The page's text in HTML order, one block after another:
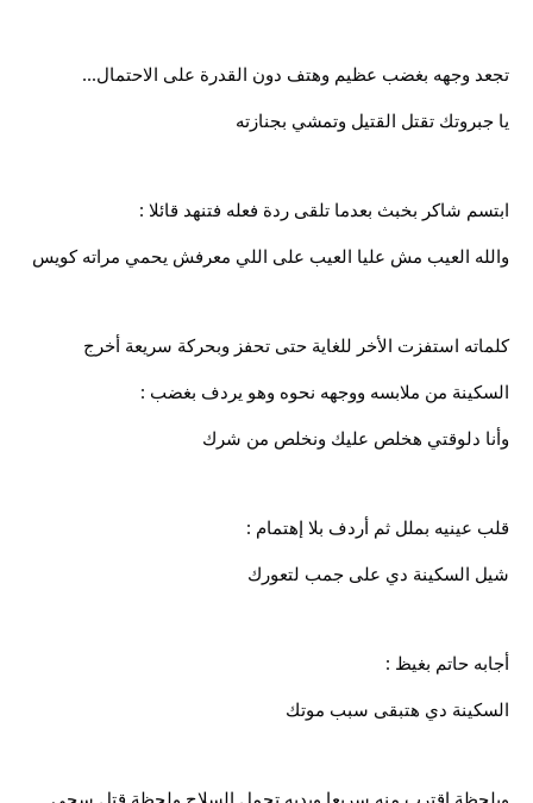
تجعد وجهه بغضب عظيم وهتف دون القدرة على الاحتمال...
يا جبروتك تقتل القتيل وتمشي بجنازته
ابتسم شاكر بخبث بعدما تلقى ردة فعله فتنهد قائلا :
والله العيب مش عليا العيب على اللي معرفش يحمي مراته كويس
كلماته استفزت الأخر للغاية حتى تحفز وبحركة سريعة أخرج
السكينة من ملابسه ووجهه نحوه وهو يردف بغضب :
وأنا دلوقتي هخلص عليك ونخلص من شرك
قلب عينيه بملل ثم أردف بلا إهتمام :
شيل السكينة دي على جمب لتعورك
أجابه حاتم بغيظ :
السكينة دي هتبقى سبب موتك
وبلحظة اقترب منه سريعا ويديه تحمل السلاح ولحظة قتل سجى